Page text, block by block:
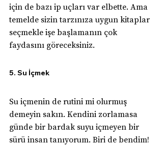
için de bazı ip uçları var elbette. Ama
temelde sizin tarzınıza uygun kitaplar
seçmekle işe başlamanın çok
faydasını göreceksiniz.
5. Su İçmek
Su içmenin de rutini mi olurmuş
demeyin sakın. Kendini zorlamasa
günde bir bardak suyu içmeyen bir
sürü insan tanıyorum. Biri de bendim!